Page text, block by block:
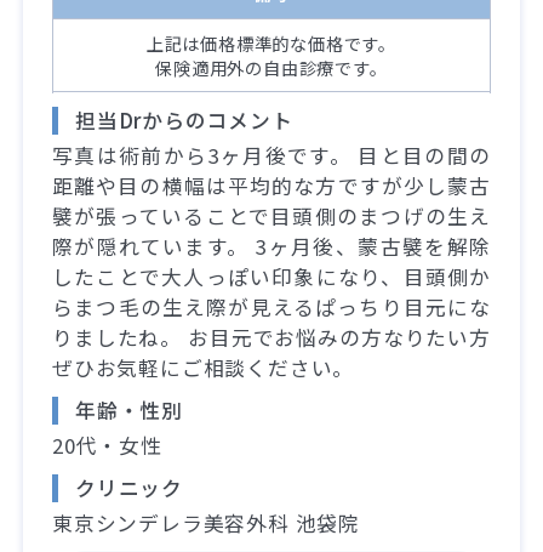
上記は価格標準的な価格です。
保険適用外の自由診療です。
担当Drからのコメント
写真は術前から3ヶ月後です。 目と目の間の
距離や目の横幅は平均的な方ですが少し蒙古
襞が張っていることで目頭側のまつげの生え
際が隠れています。 3ヶ月後、蒙古襞を解除
したことで大人っぽい印象になり、目頭側か
らまつ毛の生え際が見えるぱっちり目元にな
りましたね。 お目元でお悩みの方なりたい方
ぜひお気軽にご相談ください。
年齢・性別
20代・女性
クリニック
東京シンデレラ美容外科 池袋院